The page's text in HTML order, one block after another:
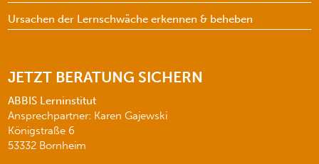
Ursachen der Lernschwäche erkennen & beheben
JETZT BERATUNG SICHERN
ABBIS Lerninstitut
Ansprechpartner: Karen Gajewski
Königstraße 6
53332 Bornheim